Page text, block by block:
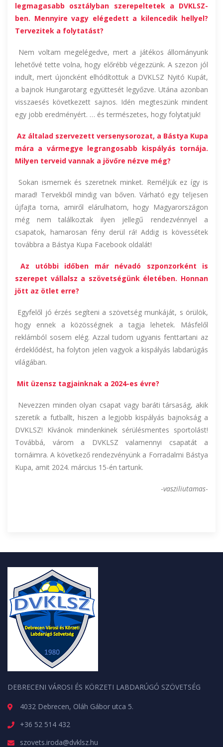
legmagasabb osztályban szerepeltetek a DVKLSZ-
ben. Mennyire vagy elégedett a kilencedik hellyel?
Tervezitek a folytatást?
Nem voltam megelégedve, mert a játékos állományunk
lehetővé tette volna, hogy előrébb végezzünk. A szezon jól
indult, mert újoncként elhódítottuk a DVKLSZ Nyitó Kupát,
a bajnok Hungarotarg együttesét legyőzve. Utána azonban
visszaesés következett sajnos. Idén megteszünk mindent
egy jobb eredményért. … és természetes, hogy folytatjuk!
Az általad szervezett versenysorozat, a Bástya Kupa
mára a vármegye legrangosabb kispályás tornája.
Milyen terveid vannak a jövőre nézve még?
Sokan ismernek és szeretnek minket. Reméljük ez így is
marad! Tervekből mindig van bőven. Várható egy teljesen
újfajta torna, amiről elárulhatom, hogy Magyarországon
még nem találkoztak ilyen jellegű rendezvénnyel a
csapatok, hamarosan fény derül rá! Addig is kövessétek
továbbra a Bástya Kupa Facebook oldalát!
Az utóbbi időben már névadó szponzorként is
szerepet vállalsz a szövetségünk életében. Honnan
jött az ötlet erre?
Egyfelől jó érzés segíteni a szövetség munkáját, s örülök,
hogy ennek a közösségnek a tagja lehetek. Másfelől
reklámból sosem elég. Azzal tudom ugyanis fenttartani az
érdeklődést, ha folyton jelen vagyok a kispályás labdarúgás
világában.
Mit üzensz tagjainknak a 2024-es évre?
Nevezzen minden olyan csapat vagy baráti társaság, akik
szeretik a futballt, hiszen a legjobb kispályás bajnokság a
DVKLSZ! Kívánok mindenkinek sérülésmentes sportolást!
Továbbá, várom a DVKLSZ valamennyi csapatát a
tornáimra. A következő rendezvényünk a Forradalmi Bástya
Kupa, amit 2024. március 15-én tartunk.
-vasziliutamas-
DEBRECENI VÁROSI ÉS KÖRZETI LABDARÚGÓ SZÖVETSÉG
4032 Debrecen, Oláh Gábor utca 5.
+36 52 514 432
szovets.iroda@dvklsz.hu